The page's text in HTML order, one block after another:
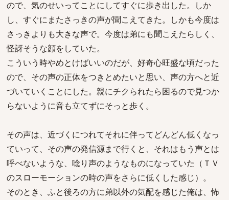
ので、気のせいってことにしてすぐに歩き出した。しか
し、すぐにまたさっきの声が聞こえてきた。しかも今度は
さっきよりも大きな声で。今度は弟にも聞こえたらしく、
怪訝そうな顔をしていた。
こういう時やめとけばいいのだが、好奇心旺盛な頃だった
ので、その声の正体をつきとめたいと思い、声の方へと近
づいていくことにした。親にチクられたら困るので見つか
らないように音も立てずにそっと歩く。
その声は、近づくにつれてそれに伴ってどんどん低くなっ
ていって、その声の発信源まで行くと、それはもう声とは
呼べないような、唸り声のようなものになっていた（ＴＶ
のスローモーションの時の声をさらに低くした感じ）。
そのとき、ふと後ろの方に弟以外の気配を感じた俺は、怖